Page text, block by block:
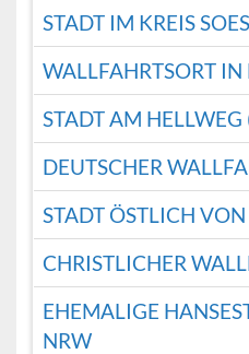
STADT IM KREIS
WALLFAHRTSORT IN
STADT AM HELLWEG
DEUTSCHER
STADT ÖSTLICH
CHRISTLICHER
EHEMALIGE
NRW